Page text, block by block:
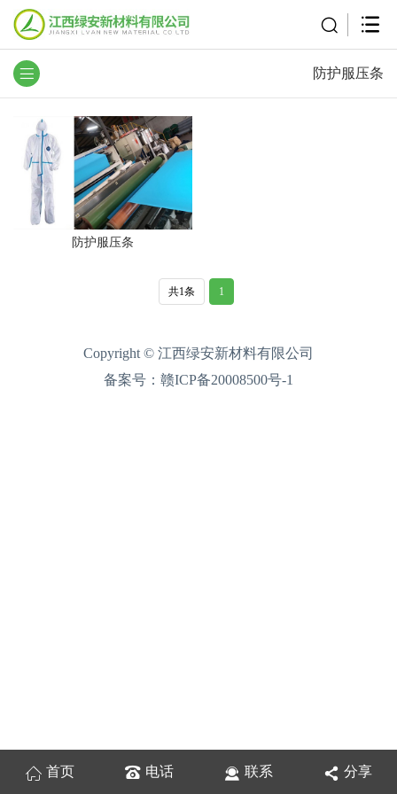
防护服压条
防护服压条
共1条 1
Copyright © 江西绿安新材料有限公司
备案号： 赣ICP备20008500号-1
首页 电话 联系 分享